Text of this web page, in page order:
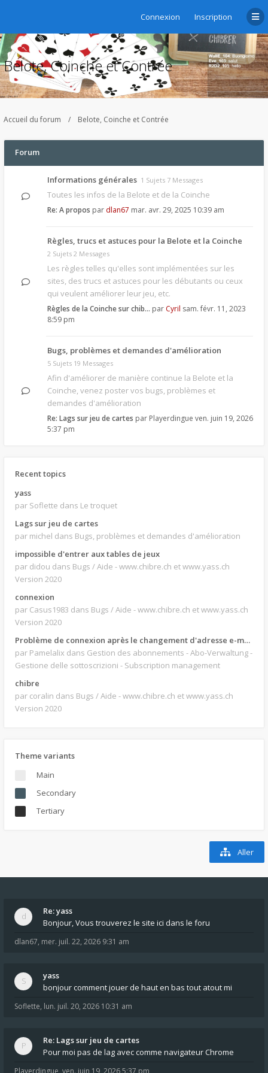
Connexion Inscription
Belote, Coinche et Contrée
Accueil du forum Belote, Coinche et Contrée
Forum
Informations générales 1 Sujets 7 Messages
Toutes les infos de la Belote et de la Coinche
Re: A propos par dlan67 mar. avr. 29, 2025 10:39 am
Règles, trucs et astuces pour la Belote et la Coinche
2 Sujets 2 Messages
Les règles telles qu'elles sont implémentées sur les
sites, des trucs et astuces pour les débutants ou ceux
qui veulent améliorer leur jeu, etc.
Règles de la Coinche sur chib… par Cyril sam. févr. 11, 2023
8:59 pm
Bugs, problèmes et demandes d'amélioration
5 Sujets 19 Messages
Afin d'améliorer de manière continue la Belote et la
Coinche, venez poster vos bugs, problèmes et
demandes d'amélioration
Re: Lags sur jeu de cartes par Playerdingue ven. juin 19, 2026
5:37 pm
Recent topics
yass
par Soflette dans Le troquet
Lags sur jeu de cartes
par michel dans Bugs, problèmes et demandes d'amélioration
impossible d'entrer aux tables de jeux
par didou dans Bugs / Aide - www.chibre.ch et www.yass.ch
Version 2020
connexion
par Casus1983 dans Bugs / Aide - www.chibre.ch et www.yass.ch
Version 2020
Problème de connexion après le changement d'adresse e-mail.
par Pamelalix dans Gestion des abonnements - Abo-Verwaltung -
Gestione delle sottoscrizioni - Subscription management
chibre
par coralin dans Bugs / Aide - www.chibre.ch et www.yass.ch
Version 2020
Theme variants
Main
Secondary
Tertiary
Aller
Re: yass
Bonjour, Vous trouverez le site ici dans le foru
dlan67, mer. juil. 22, 2026 9:31 am
yass
bonjour comment jouer de haut en bas tout atout mi
Soflette, lun. juil. 20, 2026 10:31 am
Re: Lags sur jeu de cartes
Pour moi pas de lag avec comme navigateur Chrome
Playerdingue ven. juin 19, 2026 5:37 pm